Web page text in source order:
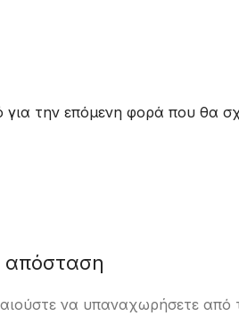
για την επόμενη φορά που θα
απόσταση
να υπαναχωρήσετε